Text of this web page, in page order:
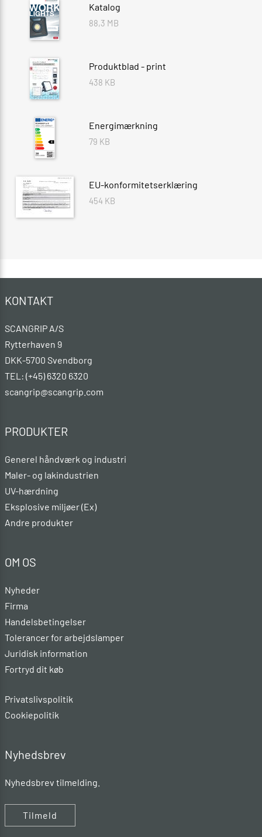
Katalog
88,3 MB
Produktblad - print
438 KB
Energimærkning
79 KB
EU-konformitetserklæring
454 KB
KONTAKT
SCANGRIP A/S
Rytterhaven 9
DKK-5700 Svendborg
TEL: (+45) 6320 6320
scangrip@scangrip.com
PRODUKTER
Generel håndværk og industri
Maler- og lakindustrien
UV-hærdning
Eksplosive miljøer (Ex)
Andre produkter
OM OS
Nyheder
Firma
Handelsbetingelser
Tolerancer for arbejdslamper
Juridisk information
Fortryd dit køb
Privatslivspolitik
Cookiepolitik
Nyhedsbrev
Nyhedsbrev tilmelding.
Tilmeld